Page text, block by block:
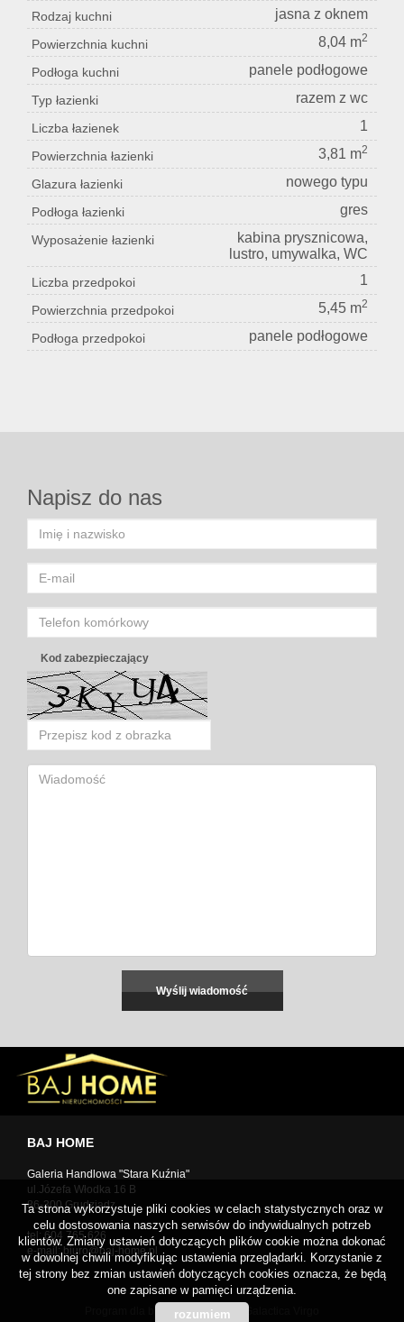
Rodzaj kuchni jasna z oknem
Powierzchnia kuchni 8,04 m2
Podłoga kuchni panele podłogowe
Typ łazienki razem z wc
Liczba łazienek 1
Powierzchnia łazienki 3,81 m2
Glazura łazienki nowego typu
Podłoga łazienki gres
Wyposażenie łazienki
kabina prysznicowa,
lustro, umywalka, WC
Liczba przedpokoi 1
Powierzchnia przedpokoi 5,45 m2
Podłoga przedpokoi panele podłogowe
Napisz do nas
Kod zabezpieczający
BAJ HOME
Galeria Handlowa "Stara Kuźnia"
ul.Józefa Włodka 16 B
86-300 Grudziądz
tel: 604 765 626
e-mail: biuro@baj-home.pl
Program dla biur nieruchomości
Ta strona wykorzystuje pliki cookies w celach statystycznych oraz w
celu dostosowania naszych serwisów do indywidualnych potrzeb
klientów. Zmiany ustawień dotyczących plików cookie można dokonać
w dowolnej chwili modyfikując ustawienia przeglądarki. Korzystanie z
tej strony bez zmian ustawień dotyczących cookies oznacza, że będą
one zapisane w pamięci urządzenia.
rozumiem